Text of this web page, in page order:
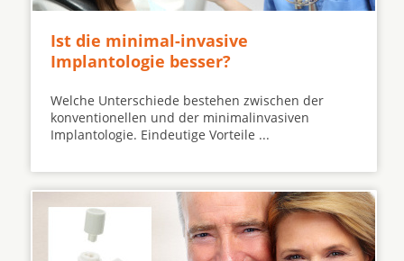
Ist die minimal-invasive
Implantologie besser?
Welche Unterschiede bestehen zwischen der
konventionellen und der minimalinvasiven
Implantologie. Eindeutige Vorteile ...